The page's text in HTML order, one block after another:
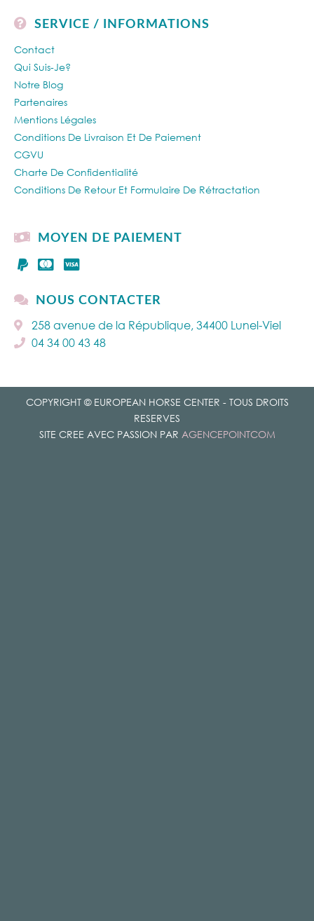
SERVICE / INFORMATIONS
Contact
Qui Suis-Je?
Notre Blog
Partenaires
Mentions Légales
Conditions De Livraison Et De Paiement
CGVU
Charte De Confidentialité
Conditions De Retour Et Formulaire De Rétractation
MOYEN DE PAIEMENT
NOUS CONTACTER
258 avenue de la République, 34400 Lunel-Viel
04 34 00 43 48
COPYRIGHT © EUROPEAN HORSE CENTER - TOUS DROITS
RESERVES
SITE CREE AVEC PASSION PAR AGENCEPOINTCOM